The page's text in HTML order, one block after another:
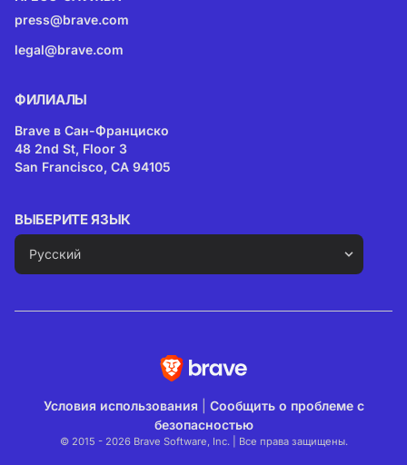
press@brave.com
legal@brave.com
ФИЛИАЛЫ
Brave в Сан-Франциско
48 2nd St, Floor 3
San Francisco, CA 94105
ВЫБЕРИТЕ ЯЗЫК
Условия использования
Сообщить о проблеме с
безопасностью
© 2015 - 2026 Brave Software, Inc. | Все права защищены.